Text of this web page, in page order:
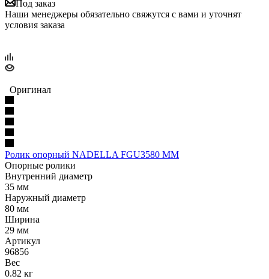
Под заказ
Наши менеджеры обязательно свяжутся с вами и уточнят
условия заказа
Оригинал
Ролик опорный NADELLA FGU3580 MM
Опорные ролики
Внутренний диаметр
35 мм
Наружный диаметр
80 мм
Ширина
29 мм
Артикул
96856
Вес
0.82 кг